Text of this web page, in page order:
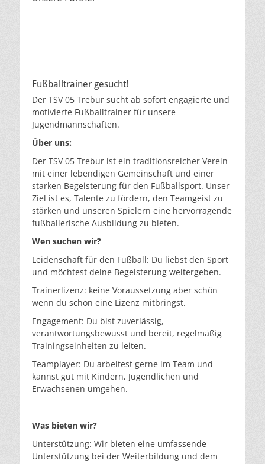
Fußballtrainer gesucht!
Der TSV 05 Trebur sucht ab sofort engagierte und
motivierte Fußballtrainer für unsere
Jugendmannschaften.
Über uns:
Der TSV 05 Trebur ist ein traditionsreicher Verein
mit einer lebendigen Gemeinschaft und einer
starken Begeisterung für den Fußballsport. Unser
Ziel ist es, Talente zu fördern, den Teamgeist zu
stärken und unseren Spielern eine hervorragende
fußballerische Ausbildung zu bieten.
Wen suchen wir?
Leidenschaft für den Fußball: Du liebst den Sport
und möchtest deine Begeisterung weitergeben.
Trainerlizenz: keine Voraussetzung aber schön
wenn du schon eine Lizenz mitbringst.
Engagement: Du bist zuverlässig,
verantwortungsbewusst und bereit, regelmäßig
Trainingseinheiten zu leiten.
Teamplayer: Du arbeitest gerne im Team und
kannst gut mit Kindern, Jugendlichen und
Erwachsenen umgehen.
Was bieten wir?
Unterstützung: Wir bieten eine umfassende
Unterstützung bei der Weiterbildung und dem